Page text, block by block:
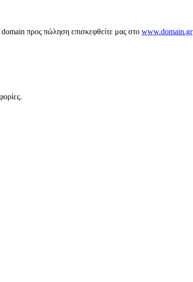
προς πώληση επισκεφθείτε μας στο www.domain.gr